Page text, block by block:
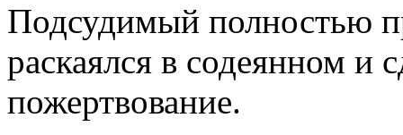
Подсудимый полностью
раскаялся в содеянном и
пожертвование.